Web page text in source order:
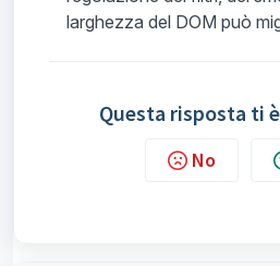
larghezza del DOM può
Questa risposta ti
No